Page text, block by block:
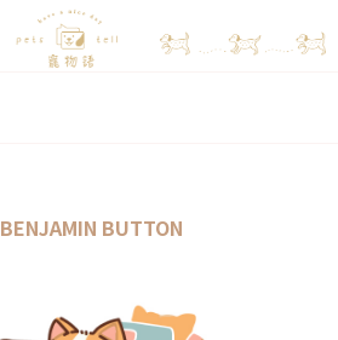
BENJAMIN BUTTON